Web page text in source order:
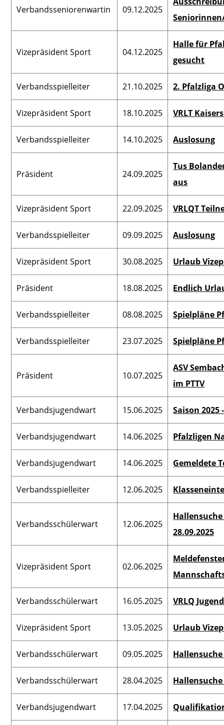
Verbandsseniorenwartin 09.12.2025
Vizepräsident Sport 04.12.2025
Halle für
gesucht
Verbandsspielleiter 21.10.2025 2. Pfalzliga
Vizepräsident Sport 18.10.2025 VRLT
Verbandsspielleiter 14.10.2025 Auslosung
Präsident 24.09.2025
Tus
aus
Vizepräsident Sport 22.09.2025 VRLQT
Verbandsspielleiter 09.09.2025 Auslosung
Vizepräsident Sport 30.08.2025 Urlaub
Präsident 18.08.2025 Endlich
Verbandsspielleiter 08.08.2025 Spielpläne
Verbandsspielleiter 23.07.2025 Spielpläne
Präsident 10.07.2025
ASV
im PTTV
Verbandsjugendwart 15.06.2025 Saison 2025
Verbandsjugendwart 14.06.2025 Pfalzligen
Verbandsjugendwart 14.06.2025 Gemeldete
Verbandsspielleiter 12.06.2025
Verbandsschülerwart 12.06.2025
Hallensuche
28.09.2025
Vizepräsident Sport 02.06.2025
Verbandsschülerwart 16.05.2025 VRLQ
Vizepräsident Sport 13.05.2025 Urlaub
Verbandsschülerwart 09.05.2025 Hallensuche
Verbandsschülerwart 28.04.2025
Verbandsjugendwart 17.04.2025